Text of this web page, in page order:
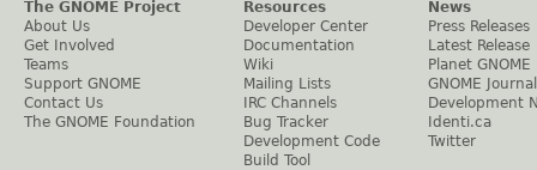
The GNOME Project
About Us
Get Involved
Teams
Support GNOME
Contact Us
The GNOME Foundation
Resources
Developer Center
Documentation
Wiki
Mailing Lists
IRC Channels
Bug Tracker
Development Code
Build Tool
News
Press Releases
Latest Release
Planet GNOME
GNOME Journal
Development
Identi.ca
Twitter